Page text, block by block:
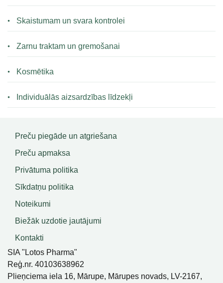
Skaistumam un svara kontrolei
Zarnu traktam un gremošanai
Kosmētika
Individuālās aizsardzības līdzekļi
Preču piegāde un atgriešana
Preču apmaksa
Privātuma politika
Sīkdatņu politika
Noteikumi
Biežāk uzdotie jautājumi
Kontakti
SIA "Lotos Pharma"
Reģ.nr. 40103638962
Plieņciema iela 16, Mārupe, Mārupes novads, LV-2167,